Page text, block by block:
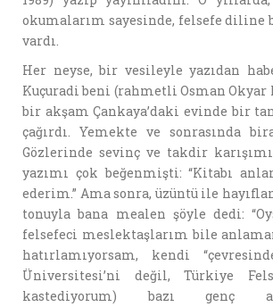
okumalarım sayesinde, felsefe diline
vardı.
Her neyse, bir vesileyle yazıdan
Kuçuradi beni (rahmetli Osman
bir akşam Çankaya’daki evinde bir
çağırdı. Yemekte ve sonrasında
Gözlerinde sevinç ve takdir
yazımı çok beğenmişti: “Kitabı
ederim.” Ama sonra, üzüntü ile
tonuyla bana mealen şöyle dedi:
felsefeci meslektaşlarım bile
hatırlamıyorsam, kendi
Üniversitesi’ni değil, Türkiye
kastediyorum) bazı genç